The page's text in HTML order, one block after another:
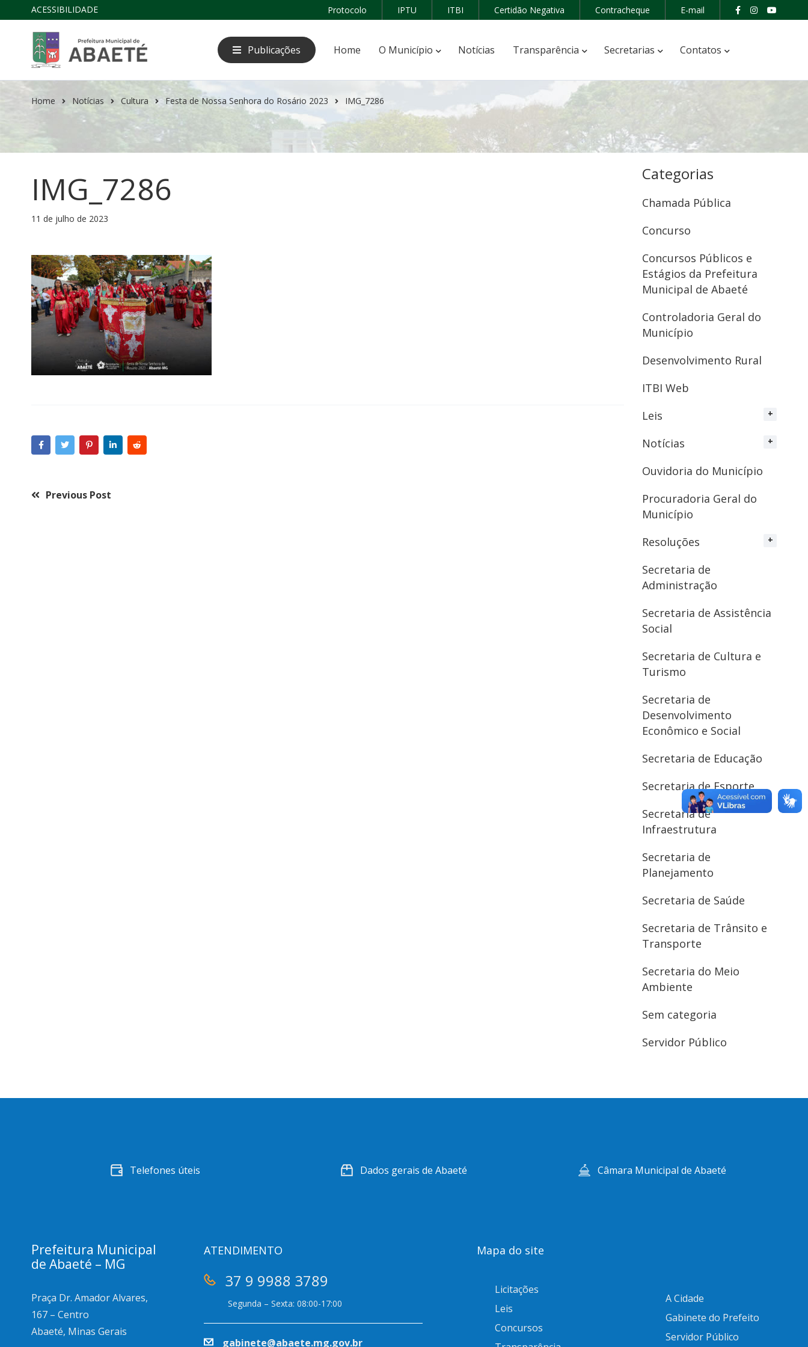
ACESSIBILIDADE Protocolo IPTU ITBI Certidão Negativa Contracheque E-mail
Publicações Home O Município Notícias Transparência Secretarias Contatos
Home Notícias Cultura Festa de Nossa Senhora do Rosário 2023 IMG_7286
IMG_7286
11 de julho de 2023
Previous Post
Categorias
Chamada Pública
Concurso
Concursos Públicos e
Estágios da Prefeitura
Municipal de Abaeté
Controladoria Geral do
Município
Desenvolvimento Rural
ITBI Web
Leis
Notícias
Ouvidoria do Município
Procuradoria Geral do
Município
Resoluções
Secretaria de
Administração
Secretaria de Assistência
Social
Secretaria de Cultura e
Turismo
Secretaria de
Desenvolvimento
Econômico e Social
Secretaria de Educação
Secretaria de Esporte
Secretaria de
Infraestrutura
Secretaria de
Planejamento
Secretaria de Saúde
Secretaria de Trânsito e
Transporte
Secretaria do Meio
Ambiente
Sem categoria
Servidor Público
Telefones úteis Dados gerais de Abaeté Câmara Municipal de Abaeté
Prefeitura Municipal
de Abaeté – MG
Praça Dr. Amador Alvares,
167 – Centro
Abaeté, Minas Gerais
ATENDIMENTO
37 9 9988 3789
Segunda – Sexta: 08:00-17:00
gabinete@abaete.mg.gov.br
Mapa do site
Licitações
Leis
Concursos
A Cidade
Gabinete do Prefeito
Servidor Público